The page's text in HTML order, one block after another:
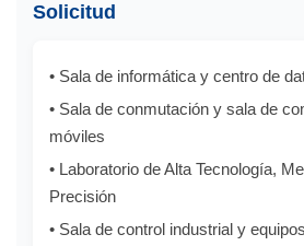
Solicitud
• Sala de informática y centro de
• Sala de conmutación y sala de
móviles
• Laboratorio de Alta Tecnología,
Precisión
• Sala de control industrial y